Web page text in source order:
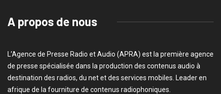
A propos de nous
L’Agence de Presse Radio et Audio (APRA) est la première agence
de presse spécialisée dans la production des contenus audio à
destination des radios, du net et des services mobiles. Leader en
afrique de la fourniture de contenus radiophoniques.